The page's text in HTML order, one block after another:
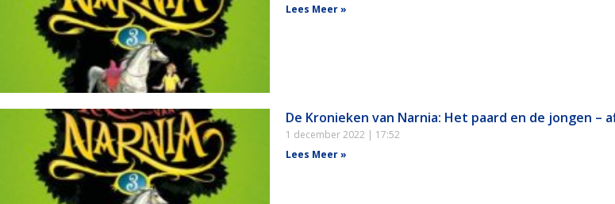
Lees Meer »
De Kronieken van Narnia: Het paard en de jongen –
1 december 2022
17:52
Lees Meer »